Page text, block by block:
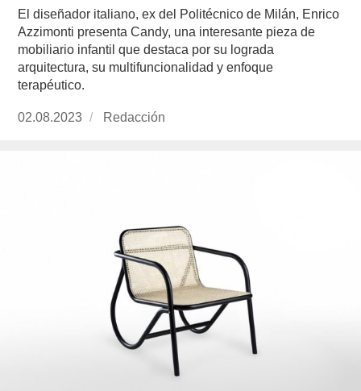
El diseñador italiano, ex del Politécnico de Milán, Enrico
Azzimonti presenta Candy, una interesante pieza de
mobiliario infantil que destaca por su lograda
arquitectura, su multifuncionalidad y enfoque
terapéutico.
Publicado
02.08.2023 https://www.experimenta.es/author/redaccion/
Redacción